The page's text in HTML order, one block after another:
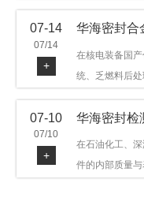
品，广泛应用于
步发展。
07-14
07/14
+
在核电装备国
统、乏燃料后
定与密封可靠。
领域二十余年
全系列产品，
供针对性配套
07-10
07/10
+
华海密封检
在石油化工、
件的内部质量